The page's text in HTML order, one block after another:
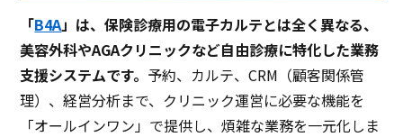
「B4A」は、保険診療用の電子カルテとは全く異なる、
美容外科やAGAクリニックなど自由診療に特化した業務
支援システムです。 予約、カルテ、CRM（顧客関係管
理）、経営分析まで、クリニック運営に必要な機能を
「オールインワン」で提供し、煩雑な業務を一元化しま